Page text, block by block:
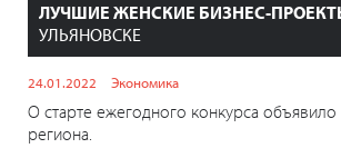
ЛУЧШИЕ ЖЕНСКИЕ БИЗНЕС-
УЛЬЯНОВСКЕ
24.01.2022 Экономика
О старте ежегодного конкурса объявило
региона.